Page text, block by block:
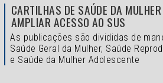
CARTILHAS DE SAÚDE DA
AMPLIAR ACESSO AO SUS
As publicações são divididas de
Saúde Geral da Mulher, Saúde
e Saúde da Mulher Adolescente